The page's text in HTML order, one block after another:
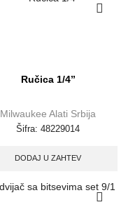
Ručica 1/4”
Milwaukee Alati Srbija
Šifra: 48229014
DODAJ U ZAHTEV